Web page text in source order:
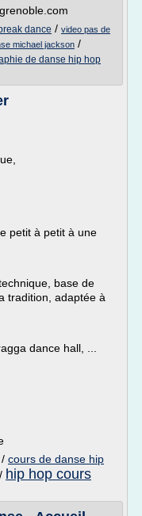
dance / video pas de
michael jackson /
de danse hip hop
petit à petit à une
base de
adaptée à
dance hall, ...
/ cours de danse hip
/ hip hop cours